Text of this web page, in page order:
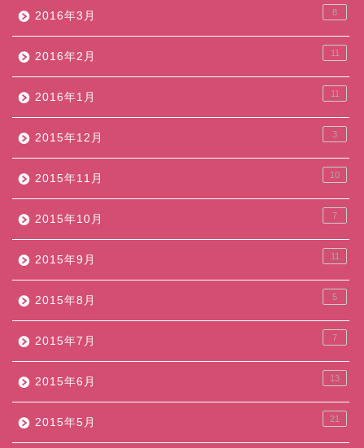
2016年3月 8
2016年2月 11
2016年1月 11
2015年12月 3
2015年11月 10
2015年10月 7
2015年9月 11
2015年8月 5
2015年7月 7
2015年6月 13
2015年5月 21